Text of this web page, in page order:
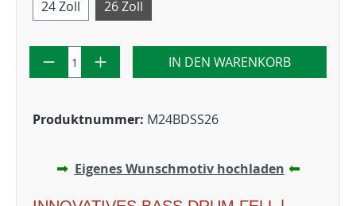
24 Zoll
26 Zoll
IN DEN WARENKORB
Produktnummer: M24BDSS26
➡ Eigenes Wunschmotiv hochladen ⬅